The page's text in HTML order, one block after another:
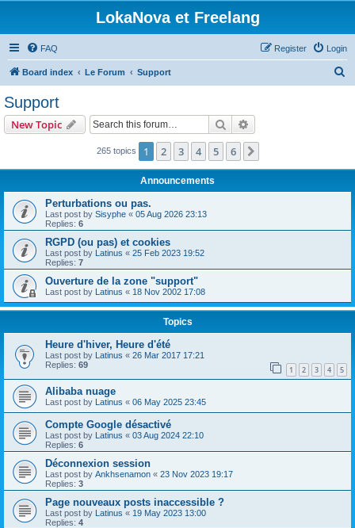
LokaNova et Freelang
FAQ Login
Register
Board index Le Forum Support
Support
New Topic Search
265 topics 1 2 3 4 5 6
Announcements
Perturbations ou pas.
Last post by Sisyphe « 05 Aug 2026 23:13
Replies: 6
RGPD (ou pas) et cookies
Last post by Latinus « 25 Feb 2023 19:52
Replies: 7
Ouverture de la zone "support"
Last post by Latinus « 18 Nov 2002 17:08
Topics
Heure d'hiver, Heure d'été
Last post by Latinus « 26 Mar 2017 17:21
Replies: 69 1 2 3 4 5
Alibaba nuage
Last post by Latinus « 06 May 2025 23:45
Compte Google désactivé
Last post by Latinus « 03 Aug 2024 22:10
Replies: 6
Déconnexion session
Last post by Ankhsenamon « 23 Nov 2023 19:17
Replies: 3
Page nouveaux posts inaccessible ?
Last post by Latinus « 19 May 2023 13:00
Replies: 4